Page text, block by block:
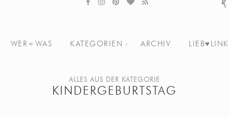
WER+WAS KATEGORIEN ARCHIV
ALLES AUS DER KATEGORIE
KINDERGEBURTSTAG